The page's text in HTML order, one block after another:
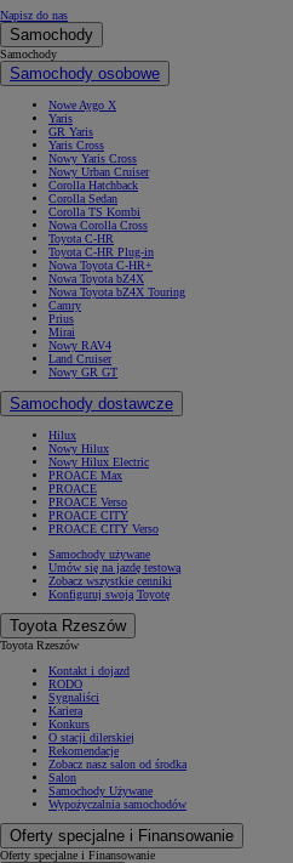
Napisz do nas
Samochody
Samochody
Samochody osobowe
Nowe Aygo X
Yaris
GR Yaris
Yaris Cross
Nowy Yaris Cross
Nowy Urban Cruiser
Corolla Hatchback
Corolla Sedan
Corolla TS Kombi
Nowa Corolla Cross
Toyota C-HR
Toyota C-HR Plug-in
Nowa Toyota C-HR+
Nowa Toyota bZ4X
Nowa Toyota bZ4X Touring
Camry
Prius
Mirai
Nowy RAV4
Land Cruiser
Nowy GR GT
Samochody dostawcze
Hilux
Nowy Hilux
Nowy Hilux Electric
PROACE Max
PROACE
PROACE Verso
PROACE CITY
PROACE CITY Verso
Samochody używane
Umów się na jazdę testową
Zobacz wszystkie cenniki
Konfiguruj swoją Toyotę
Toyota Rzeszów
Toyota Rzeszów
Kontakt i dojazd
RODO
Sygnaliści
Kariera
Konkurs
O stacji dilerskiej
Rekomendacje
Zobacz nasz salon od środka
Salon
Samochody Używane
Wypożyczalnia samochodów
Oferty specjalne i Finansowanie
Oferty specjalne i Finansowanie